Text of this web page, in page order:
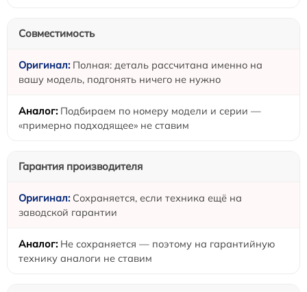
Совместимость
Полная: деталь рассчитана именно на
вашу модель, подгонять ничего не нужно
Подбираем по номеру модели и серии —
«примерно подходящее» не ставим
Гарантия производителя
Сохраняется, если техника ещё на
заводской гарантии
Не сохраняется — поэтому на гарантийную
технику аналоги не ставим